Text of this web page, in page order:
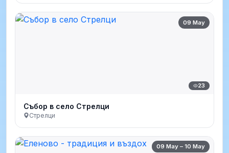
09 May
23
Събор в село Стрелци
Стрелци
09 May – 10 May